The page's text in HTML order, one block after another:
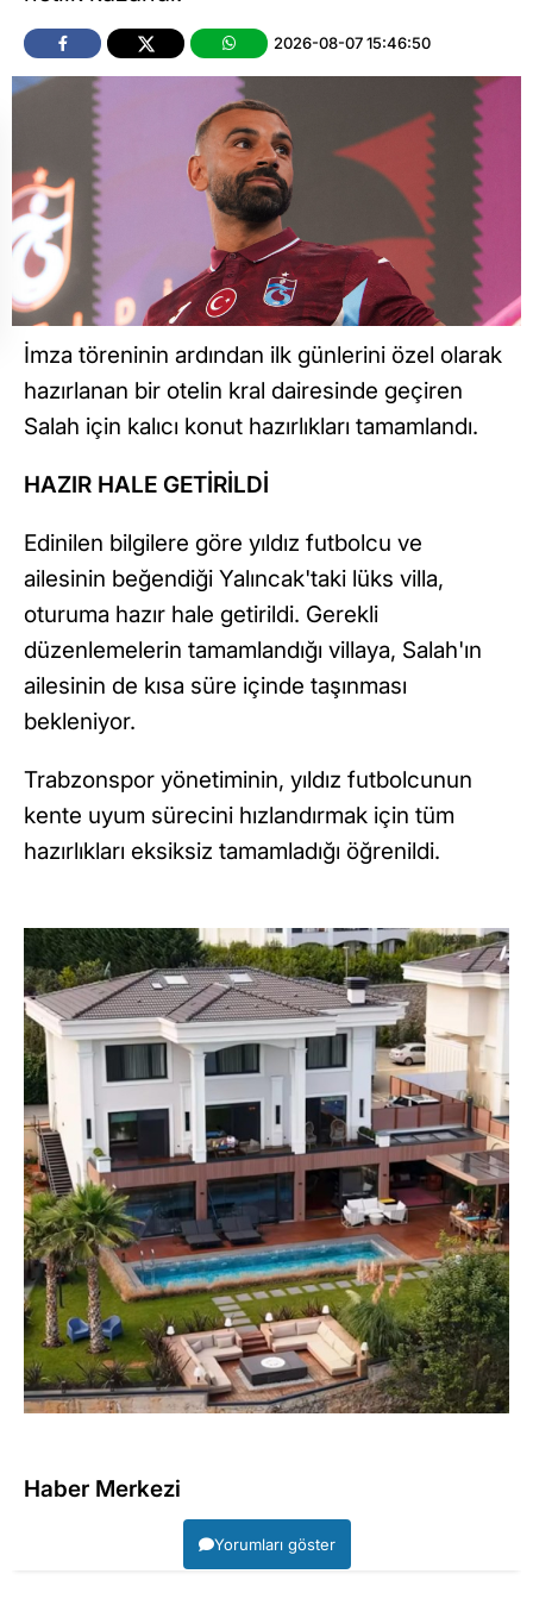
2026-08-07 15:46:50
İmza töreninin ardından ilk günlerini özel olarak
hazırlanan bir otelin kral dairesinde geçiren
Salah için kalıcı konut hazırlıkları tamamlandı.
HAZIR HALE GETİRİLDİ
Edinilen bilgilere göre yıldız futbolcu ve
ailesinin beğendiği Yalıncak'taki lüks villa,
oturuma hazır hale getirildi. Gerekli
düzenlemelerin tamamlandığı villaya, Salah'ın
ailesinin de kısa süre içinde taşınması
bekleniyor.
Trabzonspor yönetiminin, yıldız futbolcunun
kente uyum sürecini hızlandırmak için tüm
hazırlıkları eksiksiz tamamladığı öğrenildi.
Haber Merkezi
Yorumları göster